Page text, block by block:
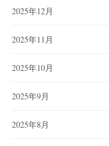
2025年12月
2025年11月
2025年10月
2025年9月
2025年8月